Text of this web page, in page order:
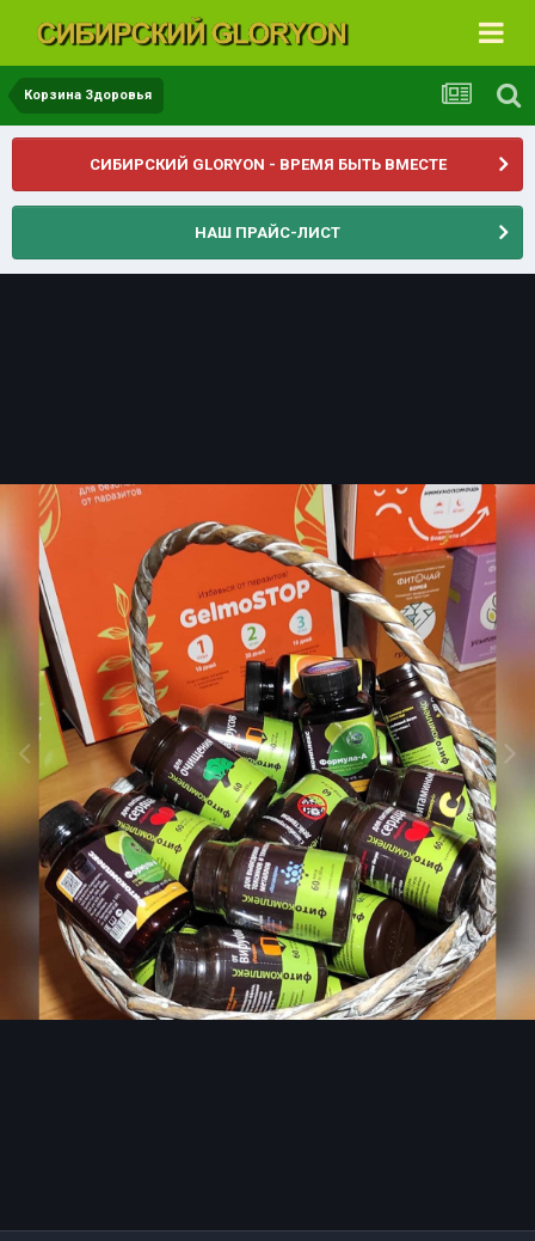
Корзина Здоровья
СИБИРСКИЙ GLORYON - ВРЕМЯ БЫТЬ ВМЕСТЕ
НАШ ПРАЙС-ЛИСТ